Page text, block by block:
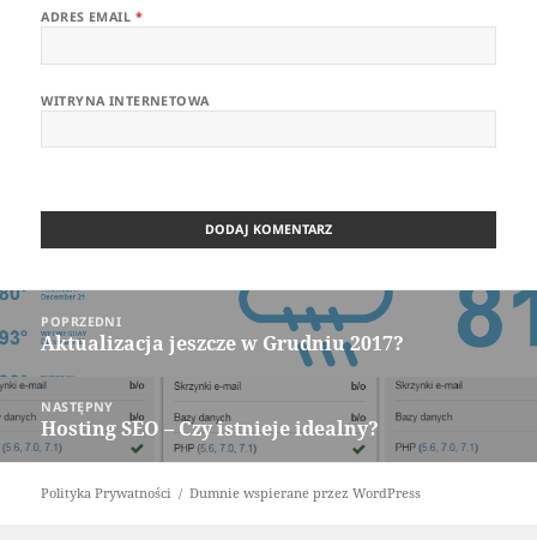
ADRES EMAIL *
WITRYNA INTERNETOWA
Nawigacja
wpisuPOPRZEDNI
Poprzedni
Aktualizacja jeszcze w Grudniu 2017?
NASTĘPNY
Następny
wpis:
Hosting SEO – Czy istnieje idealny?
Polityka Prywatności Dumnie wspierane przez WordPress